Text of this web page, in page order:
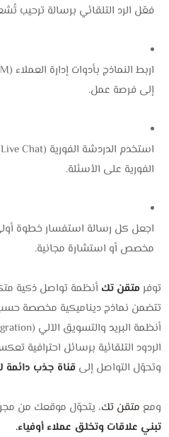
فعّل الرد التلقائي برسالة ترحيب
إلى فرصة عمل.
الفورية على الأسئلة.
اجعل كل رسالة استفسار خطوة
مخصص أو استشارة مجانية.
توفر متقن تك أنظمة تواصل ذكية
تتضمن نماذج ديناميكية مخصصة
الردود التلقائية برسائل احترافية
وتحوّل التواصل إلى قناة جذب دائمة
ومع متقن تك، يتحوّل موقعك من
تبني علاقات وتخلق عملاء أوفياء.